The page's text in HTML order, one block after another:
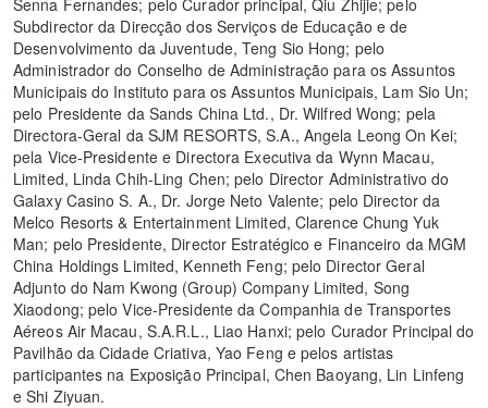
Subdirector da Direcção dos Serviços de Educação e de
Desenvolvimento da Juventude, Teng Sio Hong; pelo
Administrador do Conselho de Administração para os Assuntos
Municipais do Instituto para os Assuntos Municipais, Lam Sio Un;
pelo Presidente da Sands China Ltd., Dr. Wilfred Wong; pela
Directora-Geral da SJM RESORTS, S.A., Angela Leong On Kei;
pela Vice-Presidente e Directora Executiva da Wynn Macau,
Limited, Linda Chih-Ling Chen; pelo Director Administrativo do
Galaxy Casino S. A., Dr. Jorge Neto Valente; pelo Director da
Melco Resorts & Entertainment Limited, Clarence Chung Yuk
Man; pelo Presidente, Director Estratégico e Financeiro da MGM
China Holdings Limited, Kenneth Feng; pelo Director Geral
Adjunto do Nam Kwong (Group) Company Limited, Song
Xiaodong; pelo Vice-Presidente da Companhia de Transportes
Aéreos Air Macau, S.A.R.L., Liao Hanxi; pelo Curador Principal do
Pavilhão da Cidade Criativa, Yao Feng e pelos artistas
participantes na Exposição Principal, Chen Baoyang, Lin Linfeng
e Shi Ziyuan.